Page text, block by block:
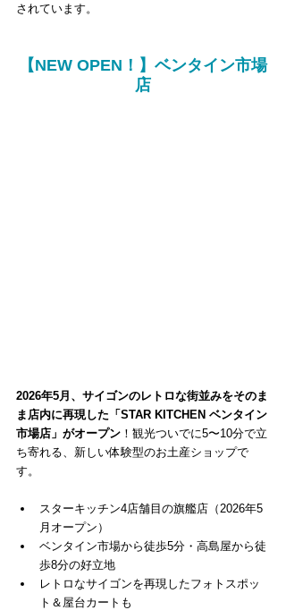
されています。
【NEW OPEN！】ベンタイン市場
店
2026年5月、サイゴンのレトロな街並みをそのま
ま店内に再現した「STAR KITCHEN ベンタイン
市場店」がオープン ！観光ついでに5〜10分で立
ち寄れる、新しい体験型のお土産ショップで
す。
スターキッチン4店舗目の旗艦店（2026年5
月オープン）
ベンタイン市場から徒歩5分・高島屋から徒
歩8分の好立地
レトロなサイゴンを再現したフォトスポッ
ト＆屋台カートも